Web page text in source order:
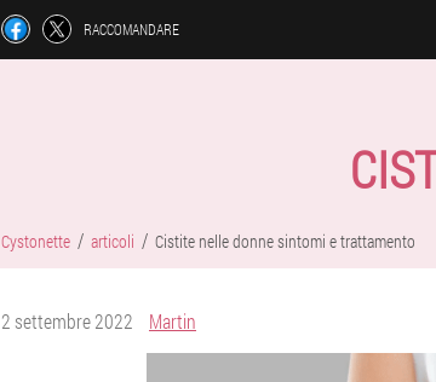
RACCOMANDARE
Cystonette articoli Cistite nelle donne sintomi e trattamento
2 settembre 2022 Martin